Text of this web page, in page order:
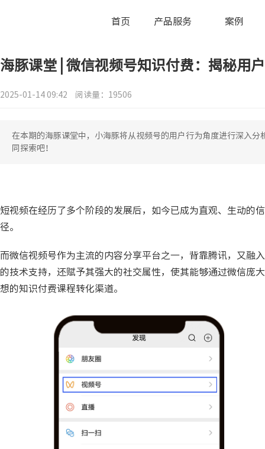
首页 产品服务 案例
海豚课堂 | 微信视频号知识付费：揭秘用
2025-01-14 09:42 阅读量：19506
在本期的海豚课堂中，小海豚将从视频号的用户行为角度进行深入
同探索吧！
短视频在经历了多个阶段的发展后，如今已成为直观、生动的
径。
而微信视频号作为主流的内容分享平台之一，背靠腾讯，又融
的技术支持，还赋予其强大的社交属性，使其能够通过微信庞
想的知识付费课程转化渠道。